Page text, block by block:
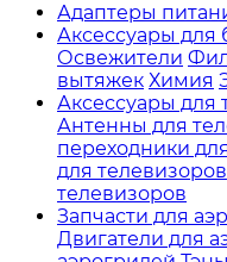
Адаптеры
Аксессуары для
Освежители
вытяжек Химия
Аксессуары для
Антенны для
переходники
для телевизоров
телевизоров
Запчасти для
Двигатели для